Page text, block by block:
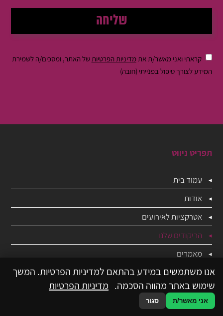
קראתי ואני מאשר/ת אתמדיניות הפרטיות של האתר, ומסכים/ה לשמירת
המידע לצורך טיפול בפנייתי (חובה)
תפריט ניווט
עמוד בית
אודות
אטרקציות לאירועים
הריקודים שלנו
מאמרים
המלצות
צור קשר
אנו משתמשים במידע בהתאם למדיניות הפרטיות. המשך
שימוש באתר מהווה הסכמה. מדיניות הפרטיות
אני מאשר/ת סגור